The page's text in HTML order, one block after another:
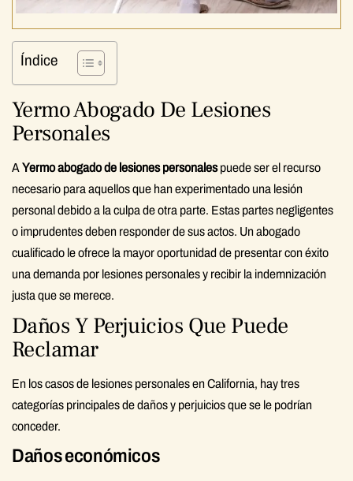
Índice
Yermo Abogado De Lesiones
Personales
A Yermo abogado de lesiones personalespuede ser el recurso
necesario para aquellos que han experimentado una lesión
personal debido a la culpa de otra parte. Estas partes negligentes
o imprudentes deben responder de sus actos. Un abogado
cualificado le ofrece la mayor oportunidad de presentar con éxito
una demanda por lesiones personales y recibir la indemnización
justa que se merece.
Daños Y Perjuicios Que Puede
Reclamar
En los casos de lesiones personales en California, hay tres
categorías principales de daños y perjuicios que se le podrían
conceder.
Daños económicos